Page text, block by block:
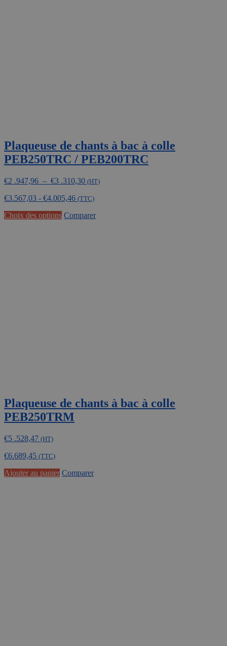
Plaqueuse de chants à bac à colle
PEB250TRC / PEB200TRC
€2 .947,96 – €3 .310,30Plage
prix :
.947,96
(HT)
€3.567,03 - €4.005,46 (TTC)
Choix des options Ce
Comparer
Plaqueuse de chants à bac à colle
PEB250TRM
€5 .528,47 (HT)
€6.689,45 (TTC)
Ajouter au panier Comparer